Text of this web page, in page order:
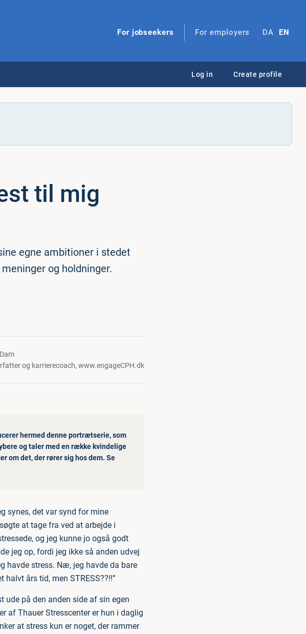
For jobseekers For employers DA EN
Log in Create profile
til mig
egne ambitioner i stedet
og holdninger.
og karrierecoach,www.engageCPH.dk
hermed denne portrætserie, som
og taler med en række kvindelige
om det, der rører sig hos dem. Se
synes, det var synd for mine
at tage fra ved at arbejde i
og jeg kunne jo også godt
jeg op, fordi jeg ikke så anden udvej
havde stress. Næ, jeg havde da bare
års tid, men STRESS??!!”
på den anden side af sin egen
af Thauer Stresscenter er hun i daglig
at stress kun er noget, der rammer